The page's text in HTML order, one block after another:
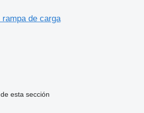
de carga
esta sección